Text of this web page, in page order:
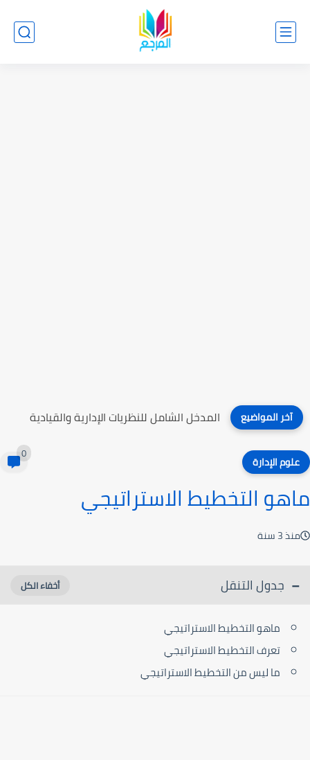
آخر المواضيع التعليم الصناعي
علوم الإدارة 0
ماهو التخطيط الاستراتيجي
منذ 3 سنة
جدول التنقل
ماهو التخطيط الاستراتيجي
تعرف التخطيط الاستراتيجي
ما ليس من التخطيط الاستراتيجي